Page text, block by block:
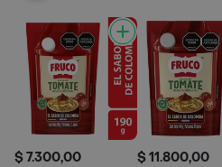
$ 7.300,00 $ 11.800,00